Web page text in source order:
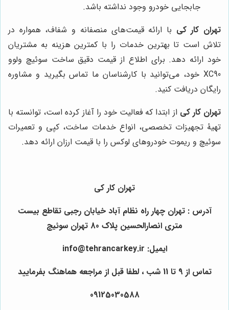
جابجایی خودرو وجود نداشته باشد.
تهران کار کی با ارائه قیمت‌های منصفانه و شفاف، همواره در
تلاش است تا بهترین خدمات را با کمترین هزینه به مشتریان
خود ارائه دهد. برای اطلاع از قیمت دقیق ساخت سوئیچ ولوو
XC90 خود، می‌توانید با کارشناسان ما تماس بگیرید و مشاوره
رایگان دریافت کنید.
تهران کار کی از ابتدا که فعالیت خود را آغاز کرده است، توانسته با
تهیۀ تجهیزات تخصصی، انواع خدمات ساخت، کپی و تعمیرات
سوئیچ و ریموت خودروهای لوکس را با قیمت ارزان ارائه دهد.
تهران کار کی
آدرس : تهران چهار راه نظام آباد خیابان رجبی تقاطع بیست
متری انصارالحسین پلاک 80 تهران سوئیچ
ایمیل: info@tehrancarkey.ir
تماس از 9 تا 11 شب ، لطفا قبل از مراجعه هماهنگ بفرمایید
09125030588